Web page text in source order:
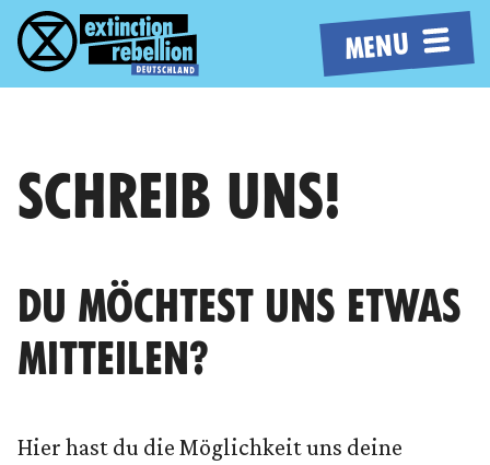
MENU
SCHREIB UNS!
DU MÖCHTEST UNS ETWAS
MITTEILEN?
Hier hast du die Möglichkeit uns deine